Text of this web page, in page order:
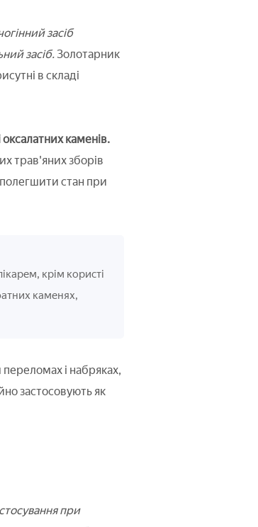
засіб
засіб.Золотарник
в складі
каменів.
трав'яних зборів
полегшити стан при
крім користі
каменях,
переломах і набряках,
застосовують як
при